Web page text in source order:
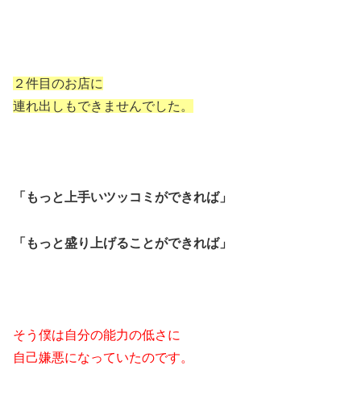
２件目のお店に
連れ出しもできませんでした。
「もっと上手いツッコミができれば」
「もっと盛り上げることができれば」
そう僕は自分の能力の低さに
自己嫌悪になっていたのです。